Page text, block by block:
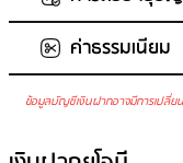
จำนวนเงินในการฝาก
จำนวนเงินในการฝาก
ฝากเพิ่มในบัญชีเดิม
ถอนเงินก่อนครบกำห
ต่ออายุเงินฝากเป็นประเภท
ค่าธรรมเนียม
ค่ารักษาบัญชี
: 300
200,000 บาท
ข้อมูลบัญชีเงินฝากอาจมีการเปลี่